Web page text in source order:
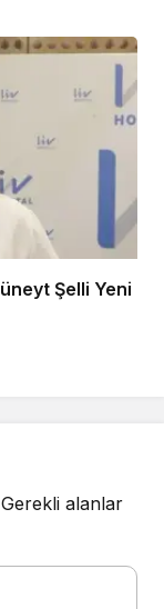
Şelli Yeni
Gerekli alanlar